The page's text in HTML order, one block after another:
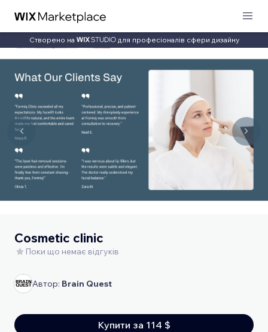
Створено на для професіоналів сфери дизайну
Cosmetic clinic
Поки що немає відгуків
Автор: Brain Quest
Купити за 114 $